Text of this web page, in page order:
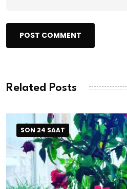
POST COMMENT
Related Posts
SON 24 SAAT